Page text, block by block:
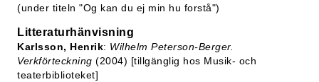
(under titeln "Og kan du ej min hu forstå")
Litteraturhänvisning
Karlsson, Henrik: Wilhelm Peterson-Berger.
Verkförteckning (2004) [tillgänglig hos Musik- och
teaterbiblioteket]